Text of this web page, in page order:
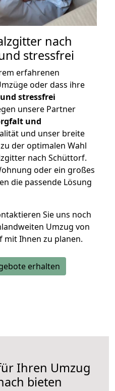
nach
stressfrei
erfahrenen
oder dass ihre
stressfrei
unsere Partner
und
und unser breite
der optimalen Wahl
nach Schüttorf.
oder ein großes
die passende Lösung
Sie uns noch
Umzug von
mit Ihnen zu planen.
erhalten
Ihren Umzug
bieten